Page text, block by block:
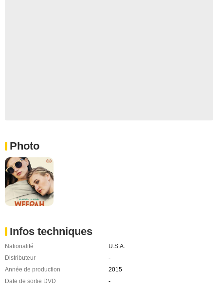
Photo
Infos techniques
Nationalité
U.S.A.
Distributeur
-
Année de production
2015
Date de sortie DVD
-